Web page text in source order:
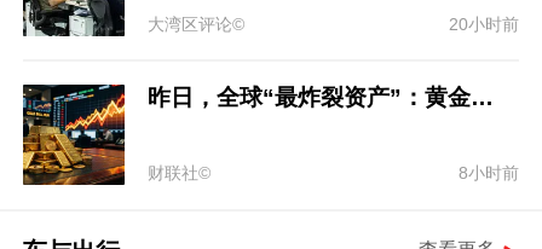
大湾区评论© 20小时前
昨日，全球“最炸裂资产”：黄金…
财联社© 8小时前